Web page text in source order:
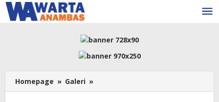
Lewati
ke
konten
Homepage » Galeri »
Timnas